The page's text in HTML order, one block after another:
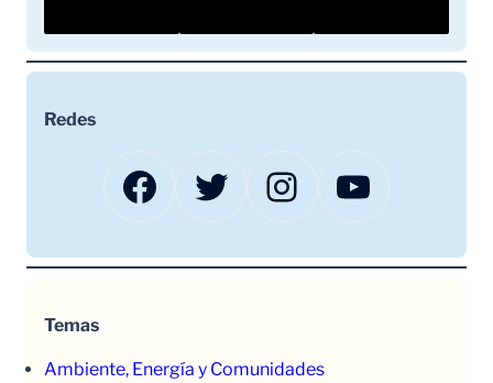
Redes
Facebook Twitter Instagram YouTube
Temas
Ambiente, Energía y Comunidades